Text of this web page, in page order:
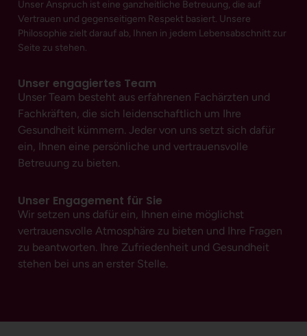
Unser Anspruch ist eine ganzheitliche Betreuung, die auf
Vertrauen und gegenseitigem Respekt basiert. Unsere
Philosophie zielt darauf ab, Ihnen in jedem Lebensabschnitt zur
Seite zu stehen.
Unser engagiertes Team
Unser Team besteht aus erfahrenen Fachärzten und
Fachkräften, die sich leidenschaftlich um Ihre
Gesundheit kümmern. Jeder von uns setzt sich dafür
ein, Ihnen eine persönliche und vertrauensvolle
Betreuung zu bieten.
Unser Engagement für Sie
Wir setzen uns dafür ein, Ihnen eine möglichst
vertrauensvolle Atmosphäre zu bieten und Ihre Fragen
zu beantworten. Ihre Zufriedenheit und Gesundheit
stehen bei uns an erster Stelle.